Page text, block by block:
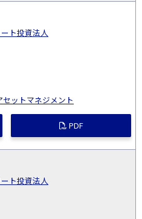
ト投資法人
ットマネジメント
PDF
ト投資法人